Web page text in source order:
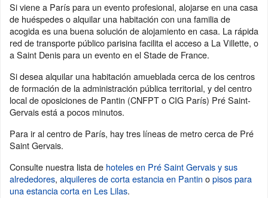
Si viene a París para un evento profesional, alojarse en una casa
de huéspedes o alquilar una habitación con una familia de
acogida es una buena solución de alojamiento en casa. La rápida
red de transporte público parisina facilita el acceso a La Villette, o
a Saint Denis para un evento en el Stade de France.
Si desea alquilar una habitación amueblada cerca de los centros
de formación de la administración pública territorial, y del centro
local de oposiciones de Pantin (CNFPT o CIG París) Pré Saint-
Gervais está a pocos minutos.
Para ir al centro de París, hay tres líneas de metro cerca de Pré
Saint Gervais.
Consulte nuestra lista de hoteles en Pré Saint Gervais y sus
alrededores, alquileres de corta estancia en Pantin opisos para
una estancia corta en Les Lilas.